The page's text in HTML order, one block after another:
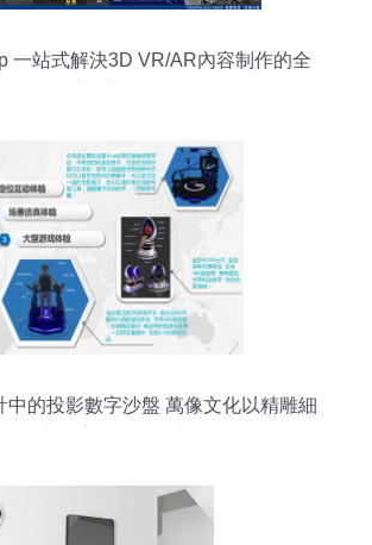
一站式解決3D VR/AR內容制作的全
中的投影數字沙盤 萬像文化以精雕細